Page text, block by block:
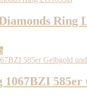
Ring
1067BZI